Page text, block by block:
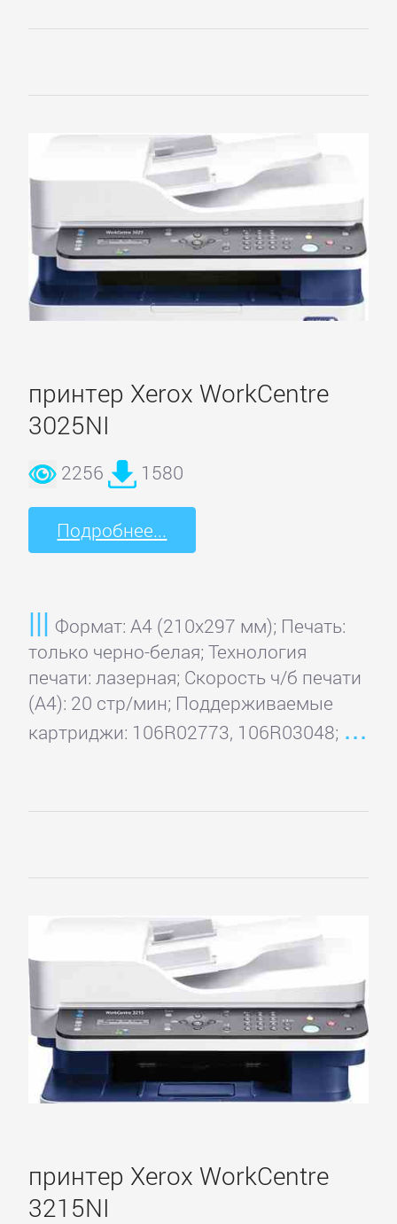
принтер Xerox WorkCentre
3025NI
2256 1580
Подробнее...
Формат: A4 (210x297 мм); Печать:
только черно-белая; Технология
печати: лазерная; Скорость ч/б печати
(А4): 20 стр/мин; Поддерживаемые
картриджи: 106R02773, 106R03048;
принтер Xerox WorkCentre
3215NI